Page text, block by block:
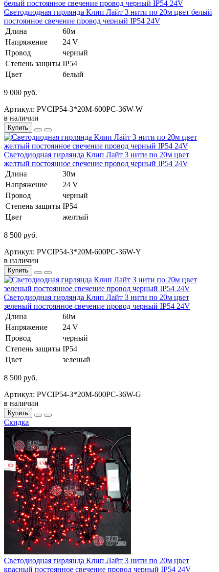
Светодиодная гирлянда Клип Лайт 3 нити по 20м цвет белый
постоянное свечение провод черный IP54 24V
Длина
60м
Напряжение
24 V
Провод
черный
Степень защиты IP54
Цвет
белый
9 000 руб.
Артикул: PVCIP54-3*20M-600PC-36W-W
в наличии
Купить
Светодиодная гирлянда Клип Лайт 3 нити по 20м цвет
желтый постоянное свечение провод черный IP54 24V
Длина
30м
Напряжение
24 V
Провод
черный
Степень защиты IP54
Цвет
желтый
8 500 руб.
Артикул: PVCIP54-3*20M-600PC-36W-Y
в наличии
Купить
Светодиодная гирлянда Клип Лайт 3 нити по 20м цвет
зеленый постоянное свечение провод черный IP54 24V
Длина
60м
Напряжение
24 V
Провод
черный
Степень защиты IP54
Цвет
зеленый
8 500 руб.
Артикул: PVCIP54-3*20M-600PC-36W-G
в наличии
Купить
Скидка
Светодиодная гирлянда Клип Лайт 3 нити по 20м цвет
красный постоянное свечение провод черный IP54 24V